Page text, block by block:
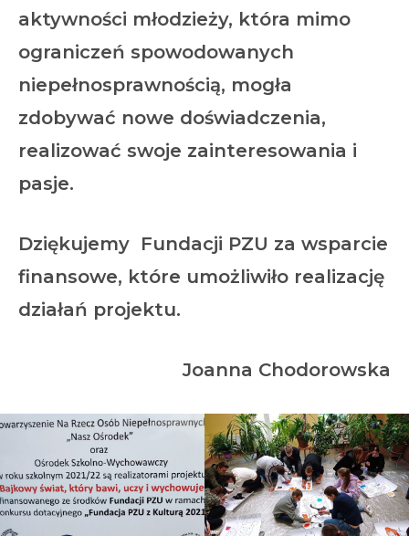
aktywności młodzieży, która mimo
ograniczeń spowodowanych
niepełnosprawnością, mogła
zdobywać nowe doświadczenia,
realizować swoje zainteresowania i
pasje.
Dziękujemy Fundacji PZU za wsparcie
finansowe, które umożliwiło realizację
działań projektu.
Joanna Chodorowska